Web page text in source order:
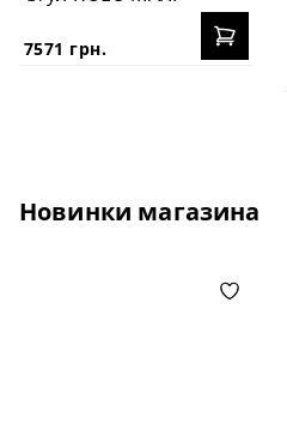
7571 грн.
Новинки магазина